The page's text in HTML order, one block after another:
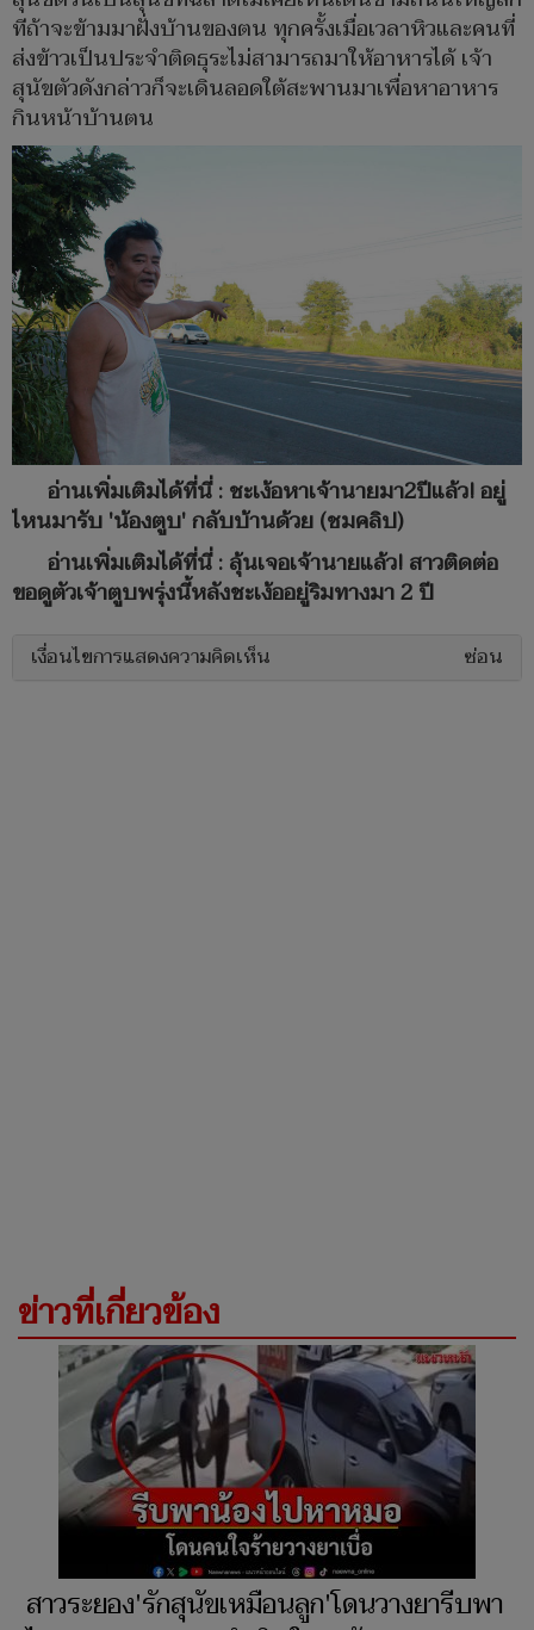
ทีถ้าจะข้ามมาฝั่งบ้านของตน ทุกครั้งเมื่อเวลาหิวและคนที่
ส่งข้าวเป็นประจำติดธุระไม่สามารถมาให้อาหารได้ เจ้า
สุนัขตัวดังกล่าวก็จะเดินลอดใต้สะพานมาเพื่อหาอาหาร
กินหน้าบ้านตน
อ่านเพิ่มเติมได้ที่นี่ : ชะเง้อหาเจ้านายมา2ปีแล้ว! อยู่
ไหนมารับ 'น้องตูบ' กลับบ้านด้วย (ชมคลิป)
อ่านเพิ่มเติมได้ที่นี่ : ลุ้นเจอเจ้านายแล้ว! สาวติดต่อ
ขอดูตัวเจ้าตูบพรุ่งนี้หลังชะเง้ออยู่ริมทางมา 2 ปี
เงื่อนไขการแสดงความคิดเห็น ซ่อน
ข่าวที่เกี่ยวข้อง
สาวระยอง'รักสุนัขเหมือนลูก'โดนวางยารีบพา